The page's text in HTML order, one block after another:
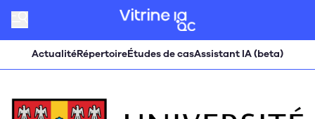
ActualitéRépertoireÉtudes de casAssistant IA (beta)